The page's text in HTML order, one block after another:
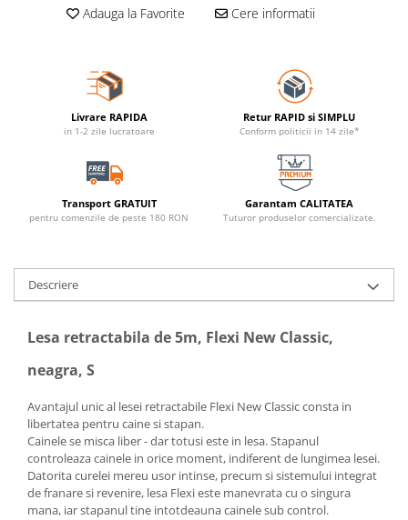
Adauga la Favorite Cere informatii
Livrare RAPIDA
in 1-2 zile lucratoare
Retur RAPID si SIMPLU
Conform politicii in 14 zile*
Transport GRATUIT
pentru comenzile de peste 180 RON
Garantam CALITATEA
Tuturor produselor comercializate.
Descriere
Lesa retractabila de 5m, Flexi New Classic,
neagra, S
Avantajul unic al lesei retractabile Flexi New Classic consta in
libertatea pentru caine si stapan.
Cainele se misca liber - dar totusi este in lesa. Stapanul
controleaza cainele in orice moment, indiferent de lungimea lesei.
Datorita curelei mereu usor intinse, precum si sistemului integrat
de franare si revenire, lesa Flexi este manevrata cu o singura
mana, iar stapanul tine intotdeauna cainele sub control.